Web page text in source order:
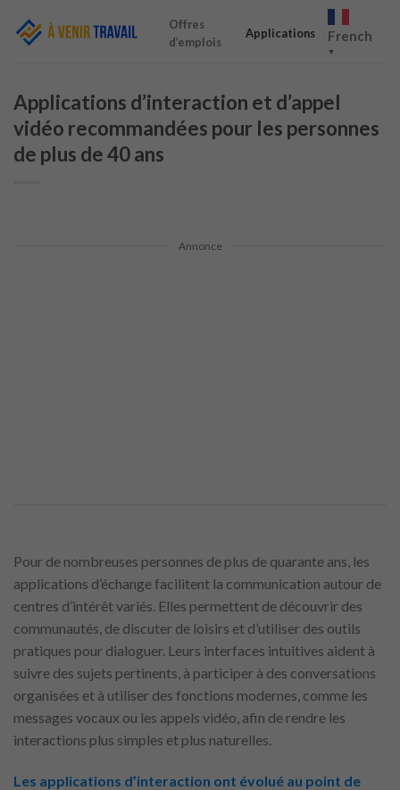
Offres
d’emplois
Applications French
▼
Applications d’interaction et d’appel
vidéo recommandées pour les personnes
de plus de 40 ans
Annonce
Pour de nombreuses personnes de plus de quarante ans, les
applications d’échange facilitent la communication autour de
centres d’intérêt variés. Elles permettent de découvrir des
communautés, de discuter de loisirs et d’utiliser des outils
pratiques pour dialoguer. Leurs interfaces intuitives aident à
suivre des sujets pertinents, à participer à des conversations
organisées et à utiliser des fonctions modernes, comme les
messages vocaux ou les appels vidéo, afin de rendre les
interactions plus simples et plus naturelles.
Les applications d’interaction ont évolué au point de